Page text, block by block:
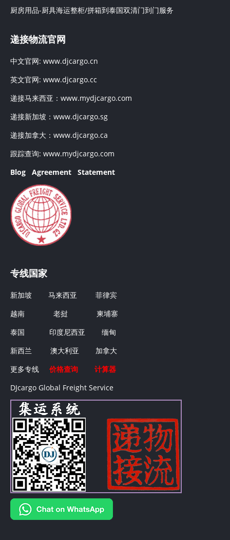
厨房用品-厨具海运整柜/拼箱到泰国双清门到门服务
递接物流官网
中文官网: www.djcargo.cn
英文官网: www.djcargo.cc
递接马来西亚： www.mydjcargo.com
递接新加坡： www.djcargo.sg
递接加拿大： www.djcargo.ca
跟踪查询: www.mydjcargo.com
Blog
Agreement Statement
专线国家
新加坡 马来西亚
菲律宾
越南
老挝
柬埔寨
泰国
印度尼西亚
缅甸
新西兰
澳大利亚
加拿大
更多专线
价格查询
计算器
DJcargo Global Freight Service